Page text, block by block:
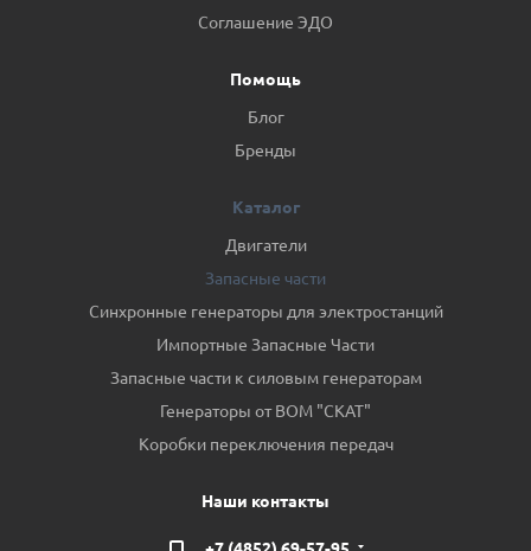
Соглашение ЭДО
Помощь
Блог
Бренды
Каталог
Двигатели
Запасные части
Синхронные генераторы для электростанций
Импортные Запасные Части
Запасные части к силовым генераторам
Генераторы от ВОМ "СКАТ"
Коробки переключения передач
Наши контакты